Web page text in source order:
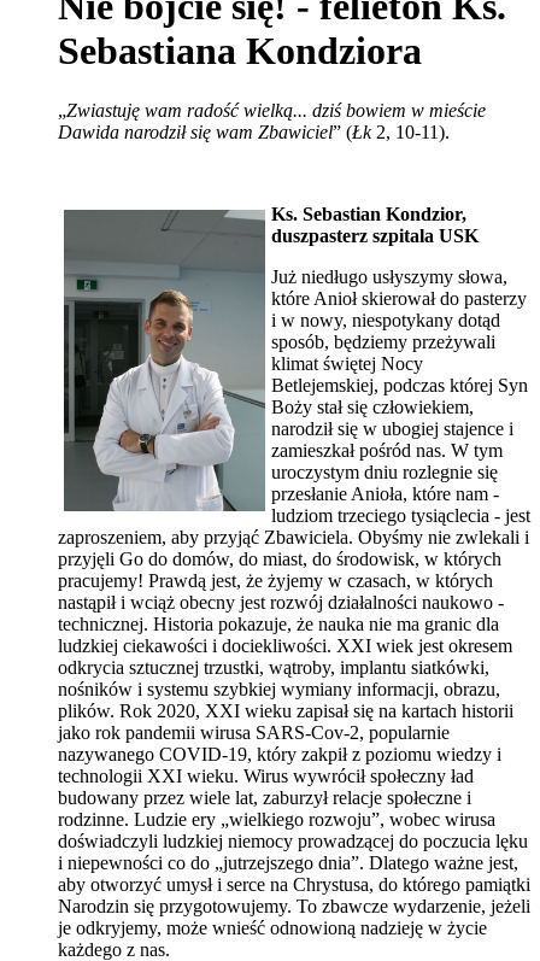
Sebastiana Kondziora
„Zwiastuję wam radość wielką... dziś bowiem w mieście
Dawida narodził się wam Zbawiciel” (Łk2, 10-11).
Ks. Sebastian Kondzior,
duszpasterz szpitala USK
Już niedługo usłyszymy słowa,
które Anioł skierował do pasterzy
i w nowy, niespotykany dotąd
sposób, będziemy przeżywali
klimat świętej Nocy
Betlejemskiej, podczas której Syn
Boży stał się człowiekiem,
narodził się w ubogiej stajence i
zamieszkał pośród nas. W tym
uroczystym dniu rozlegnie się
przesłanie Anioła, które nam -
ludziom trzeciego tysiąclecia - jest
zaproszeniem, aby przyjąć Zbawiciela. Obyśmy nie zwlekali i
przyjęli Go do domów, do miast, do środowisk, w których
pracujemy! Prawdą jest, że żyjemy w czasach, w których
nastąpił i wciąż obecny jest rozwój działalności naukowo -
technicznej. Historia pokazuje, że nauka nie ma granic dla
ludzkiej ciekawości i dociekliwości. XXI wiek jest okresem
odkrycia sztucznej trzustki, wątroby, implantu siatkówki,
nośników i systemu szybkiej wymiany informacji, obrazu,
plików. Rok 2020, XXI wieku zapisał się na kartach historii
jako rok pandemii wirusa SARS-Cov-2, popularnie
nazywanego COVID-19, który zakpił z poziomu wiedzy i
technologii XXI wieku. Wirus wywrócił społeczny ład
budowany przez wiele lat, zaburzył relacje społeczne i
rodzinne. Ludzie ery „wielkiego rozwoju”, wobec wirusa
doświadczyli ludzkiej niemocy prowadzącej do poczucia lęku
i niepewności co do „jutrzejszego dnia”. Dlatego ważne jest,
aby otworzyć umysł i serce na Chrystusa, do którego pamiątki
Narodzin się przygotowujemy. To zbawcze wydarzenie, jeżeli
je odkryjemy, może wnieść odnowioną nadzieję w życie
każdego z nas.